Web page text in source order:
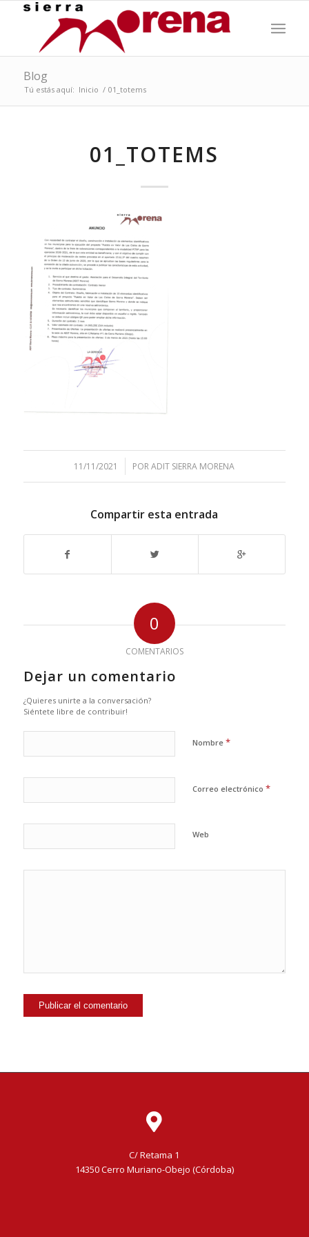
Blog
Tú estás aquí: Inicio / 01_totems
01_TOTEMS
11/11/2021
/ PORADIT SIERRA MORENA
Compartir esta entrada
0
COMENTARIOS
Dejar un comentario
¿Quieres unirte a la conversación?
Siéntete libre de contribuir!
Nombre *
Correo electrónico *
Web
C/ Retama 1
14350 Cerro Muriano-Obejo (Córdoba)